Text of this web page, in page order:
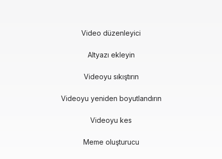
Video düzenleyici
Altyazı ekleyin
Videoyu sıkıştırın
Videoyu yeniden boyutlandırın
Videoyu kes
Meme oluşturucu